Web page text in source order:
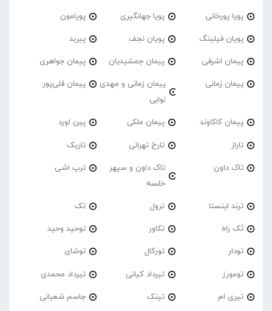
پویا پورخانی پویا جهانگیری پویامون
پویان فیلینگ پویان نجف پیربد
پیمان اشرفی پیمان جمشیدیان پیمان جواهری
پیمان زمانی
پیمان زمانی و مهدی
نوابی
پیمان قلی‌پور
پیمان کاکاوند پیمان ملکی پین لورد
تاراز تارخ تهرانی تاریک
تاک داون
تاک داون و سپهر
خلسه
ترپ اشی
ترند اینستا ترول تک
تَک راه تکاور توحید وحید
تودار تورکال توشای
تومورز تیرداد کیانی تیرداد محمدی
تیری ام تینک جاسم شعبانی